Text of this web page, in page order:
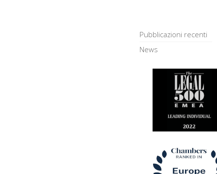
Pubblicazioni recenti
News